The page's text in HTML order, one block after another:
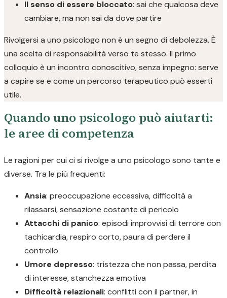
Il senso di essere bloccato: sai che qualcosa deve
cambiare, ma non sai da dove partire
Rivolgersi a uno psicologo non è un segno di debolezza. È
una scelta di responsabilità verso te stesso. Il primo
colloquio è un incontro conoscitivo, senza impegno: serve
a capire se e come un percorso terapeutico può esserti
utile.
Quando uno psicologo può aiutarti:
le aree di competenza
Le ragioni per cui ci si rivolge a uno psicologo sono tante e
diverse. Tra le più frequenti:
Ansia: preoccupazione eccessiva, difficoltà a
rilassarsi, sensazione costante di pericolo
Attacchi di panico: episodi improvvisi di terrore con
tachicardia, respiro corto, paura di perdere il
controllo
Umore depresso: tristezza che non passa, perdita
di interesse, stanchezza emotiva
Difficoltà relazionali: conflitti con il partner, in